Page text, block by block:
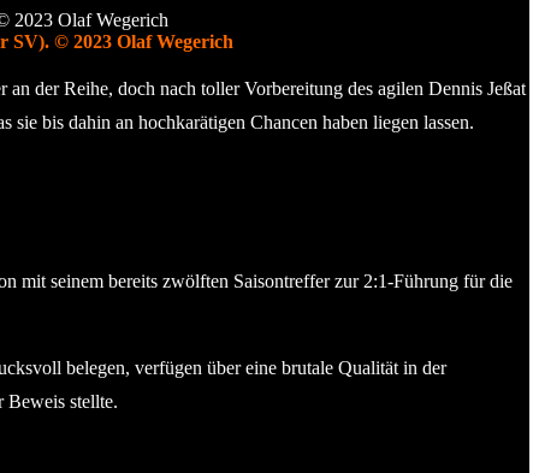
SV). © 2023 Olaf Wegerich
der Reihe, doch nach toller Vorbereitung des agilen Dennis Jeßat
bis dahin an hochkarätigen Chancen haben liegen lassen.
mit seinem bereits zwölften Saisontreffer zur 2:1-Führung für die
belegen, verfügen über eine brutale Qualität in der
Beweis stellte.